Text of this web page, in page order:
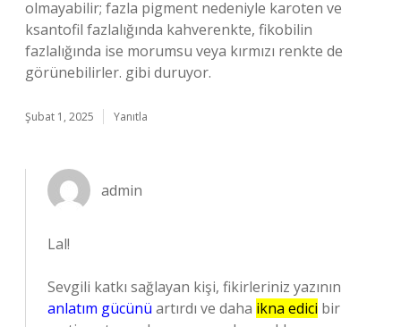
olmayabilir; fazla pigment nedeniyle karoten ve
ksantofil fazlalığında kahverenkte, fikobilin
fazlalığında ise morumsu veya kırmızı renkte de
görünebilirler. gibi duruyor.
Şubat 1, 2025 Yanıtla
admin
Lal!
Sevgili katkı sağlayan kişi, fikirleriniz yazının
anlatım gücünü artırdı ve daha ikna edici bir